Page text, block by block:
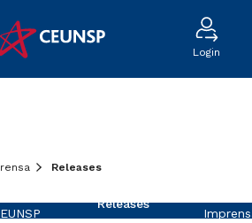
Login
Releases
Releases